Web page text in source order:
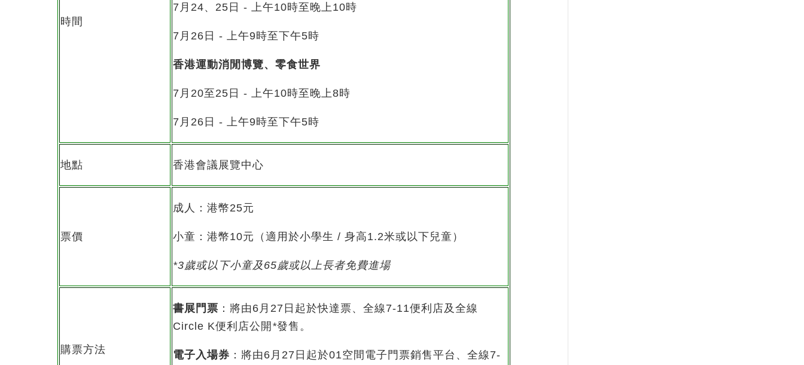
時間
7月24、25日 - 上午10時至晚上10時
7月26日 - 上午9時至下午5時
香港運動消閒博覽、零食世界
7月20至25日 - 上午10時至晚上8時
7月26日 - 上午9時至下午5時
地點 香港會議展覽中心
票價
成人：港幣25元
小童：港幣10元（適用於小學生 / 身高1.2米或以下兒童）
*3歲或以下小童及65歲或以上長者免費進場
購票方法
書展門票 ：將由6月27日起於快達票、全線7-11便利店及全線
Circle K便利店公開 *發售。
電子入場券 ：將由6月27日起於01空間電子門票銷售平台、全線7-